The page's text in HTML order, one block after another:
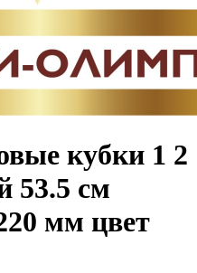
кубки 1 2
53.5 см
мм цвет